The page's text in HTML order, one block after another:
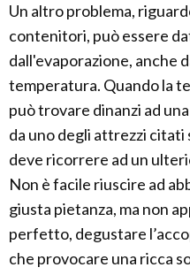
Un altro problema,
contenitori, può essere
dall'evaporazione, anche
temperatura. Quando la
può trovare dinanzi ad
da uno degli attrezzi citati
deve ricorrere ad un
Non è facile riuscire ad
giusta pietanza, ma non
perfetto, degustare
che provocare una ricca